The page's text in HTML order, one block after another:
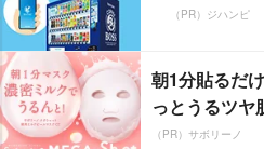
（PR）ジハンピ
朝1分貼るだ
っとうるツヤ
（PR）サボリーノ